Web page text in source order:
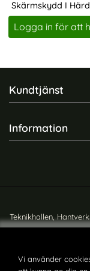
Vi använder
Skärmskydd I
Art. nr 247119
Logga in för att
Sidfot
Kundtjänst
Information
Teknikhallen,